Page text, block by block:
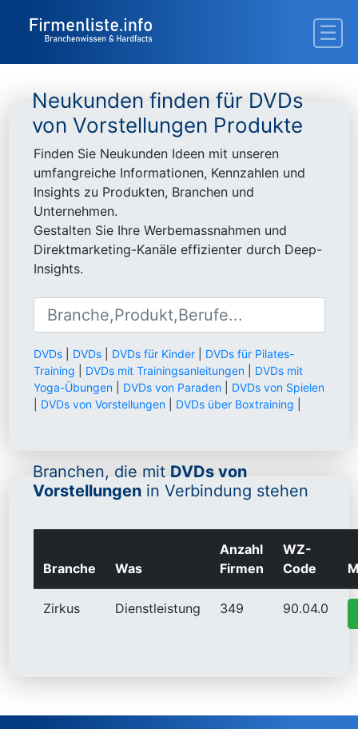
Neukunden finden für DVDs
von Vorstellungen Produkte
Finden Sie Neukunden Ideen mit unseren
umfangreiche Informationen, Kennzahlen und
Insights zu Produkten, Branchen und
Unternehmen.
Gestalten Sie Ihre Werbemassnahmen und
Direktmarketing-Kanäle effizienter durch Deep-
Insights.
DVDs DVDs DVDs für Kinder
DVDs für Pilates-
Training
DVDs mit Trainingsanleitungen
DVDs mit
Yoga-Übungen
DVDs von Paraden
DVDs von Spielen
DVDs von Vorstellungen DVDs über Boxtraining
Branchen, die mit DVDs von
Vorstellungen in Verbindung stehen
Branche Was
Anzahl
Firmen
WZ-
Code
Zirkus Dienstleistung 349 90.04.0